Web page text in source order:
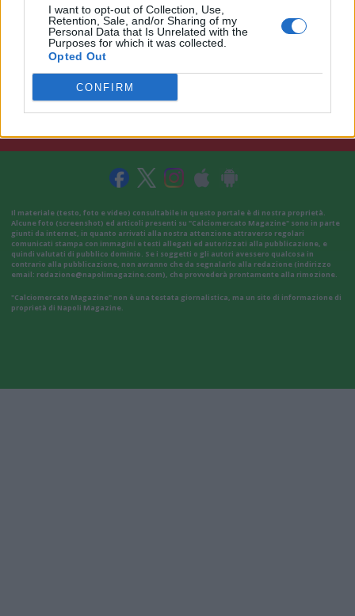
I want to opt-out of Collection, Use,
Retention, Sale, and/or Sharing of my
Personal Data that Is Unrelated with the
Purposes for which it was collected.
Opted Out
CONFIRM
Il materiale (testo, foto e video) consultabile in questo portale è di nostra proprietà.
Alcune foto (screenshot) ed articoli presenti su "Calciomercato Magazine" sono in parte
giunti da internet, in quanto arrivati alla nostra attenzione attraverso regolari
comunicati stampa con immagini e testi allegati ed autorizzati alla pubblicazione, e
quindi valutati di pubblico dominio. Se i soggetti o gli autori avessero qualcosa in
contrario alla pubblicazione, non avranno che da segnalarlo alla redazione (indirizzo
email: redazione@napolimagazine.com), che provvederà prontamente alla rimozione.
"Calciomercato Magazine" non è una testata giornalistica, ma un sito di informazione di
proprietà di Napoli Magazine.